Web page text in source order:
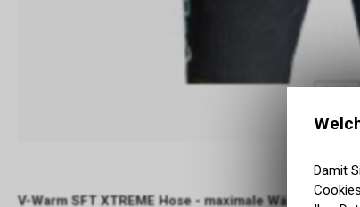
V-Warm SFT XTREME Hose - maximale Wärme,
Damit